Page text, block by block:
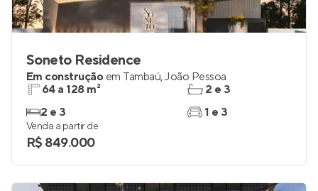
Soneto Residence
Em construção em Tambaú,João Pessoa
64 a 128 m²
2 e 3
2 e 3
1 e 3
Venda a partir de
R$ 849.000